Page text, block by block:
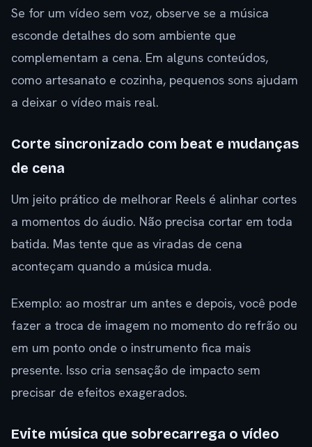
Se for um vídeo sem voz, observe se a música
esconde detalhes do som ambiente que
complementam a cena. Em alguns conteúdos,
como artesanato e cozinha, pequenos sons ajudam
a deixar o vídeo mais real.
Corte sincronizado com beat e mudanças
de cena
Um jeito prático de melhorar Reels é alinhar cortes
a momentos do áudio. Não precisa cortar em toda
batida. Mas tente que as viradas de cena
aconteçam quando a música muda.
Exemplo: ao mostrar um antes e depois, você pode
fazer a troca de imagem no momento do refrão ou
em um ponto onde o instrumento fica mais
presente. Isso cria sensação de impacto sem
precisar de efeitos exagerados.
Evite música que sobrecarrega o vídeo